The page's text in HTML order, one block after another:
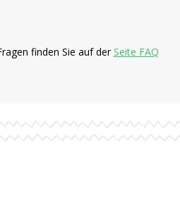
finden Sie auf der Seite FAQ